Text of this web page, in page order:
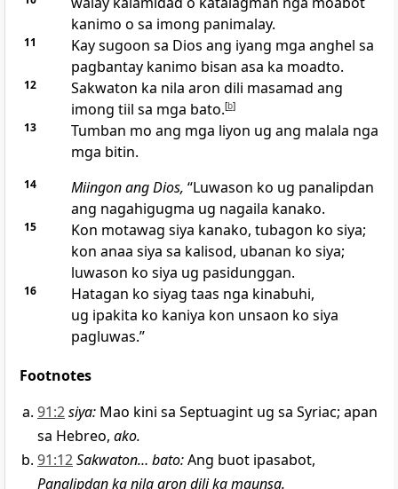
kanimo o sa imong panimalay.
11
Kay sugoon sa Dios ang iyang mga anghel sa
pagbantay kanimo bisan asa ka moadto.
12
Sakwaton ka nila aron dili masamad ang
imong tiil sa mga bato.[b]
13
Tumban mo ang mga liyon ug ang malala nga
mga bitin.
14 Miingon ang Dios, “Luwason ko ug panalipdan
ang nagahigugma ug nagaila kanako.
15
Kon motawag siya kanako, tubagon ko siya;
kon anaa siya sa kalisod, ubanan ko siya;
luwason ko siya ug pasidunggan.
16
Hatagan ko siyag taas nga kinabuhi,
ug ipakita ko kaniya kon unsaon ko siya
pagluwas.”
Footnotes
91:2siya: Mao kini sa Septuagint ug sa Syriac; apan
sa Hebreo, ako.
91:12Sakwaton… bato:Ang buot ipasabot,
Panalipdan ka nila aron dili ka maunsa.